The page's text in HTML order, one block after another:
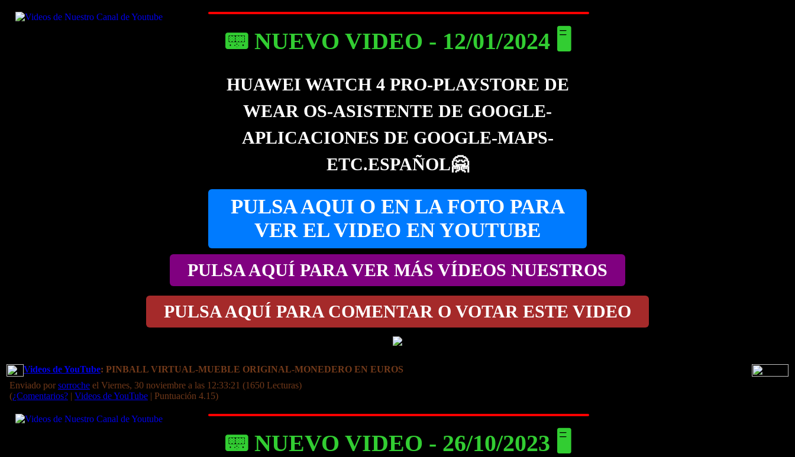
📟 NUEVO VIDEO - 12/01/2024 🖥️
HUAWEI WATCH 4 PRO-PLAYSTORE DE
WEAR OS-ASISTENTE DE GOOGLE-
APLICACIONES DE GOOGLE-MAPS-
ETC.ESPAÑOL🤗
PULSA AQUI O EN LA FOTO PARA
VER EL VIDEO EN YOUTUBE
PULSA AQUÍ PARA VER MÁS VÍDEOS NUESTROS
PULSA AQUÍ PARA COMENTAR O VOTAR ESTE VIDEO
Videos de YouTube: PINBALL VIRTUAL-MUEBLE ORIGINAL-MONEDERO EN EUROS
Enviado por sorroche el Viernes, 30 noviembre a las 12:33:21 (1650 Lecturas)
(¿Comentarios? | Videos de YouTube | Puntuación 4.15)
📟 NUEVO VIDEO - 26/10/2023 🖥️